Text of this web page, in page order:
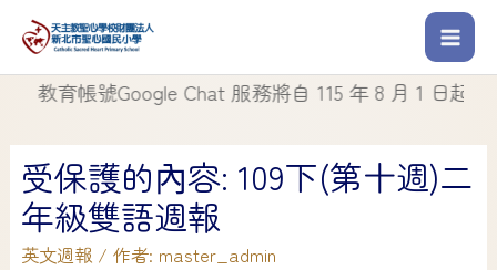
帳號Google Chat 服務將自 115 年 8 月 1 日起停止使
受保護的內容: 109下(第十週)二
年級雙語週報
英文週報/ 作者: master_admin